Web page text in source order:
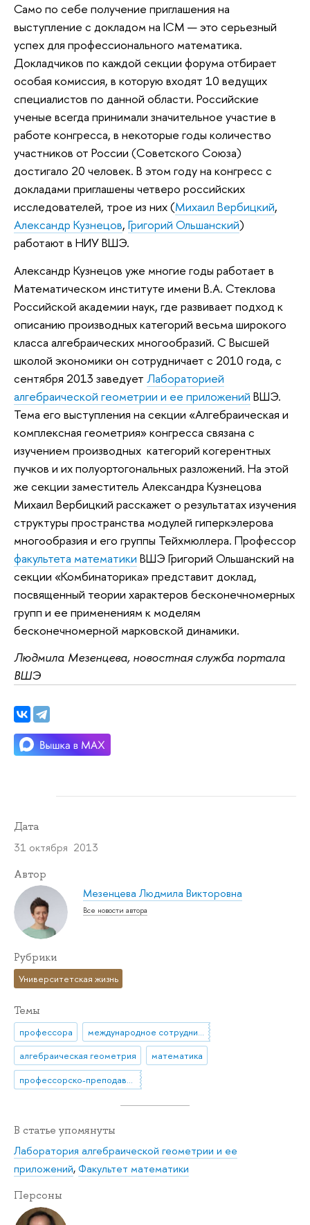
Само по себе получение приглашения на
выступление с докладом на ICM — это серьезный
успех для профессионального математика.
Докладчиков по каждой секции форума отбирает
особая комиссия, в которую входят 10 ведущих
специалистов по данной области. Российские
ученые всегда принимали значительное участие в
работе конгресса, в некоторые годы количество
участников от России (Советского Союза)
достигало 20 человек. В этом году на конгресс с
докладами приглашены четверо российских
исследователей, трое из них (Михаил Вербицкий,
Александр Кузнецов, Григорий Ольшанский)
работают в НИУ ВШЭ.
Александр Кузнецов уже многие годы работает в
Математическом институте имени В.А. Стеклова
Российской академии наук, где развивает подход к
описанию производных категорий весьма широкого
класса алгебраических многообразий. С Высшей
школой экономики он сотрудничает с 2010 года, с
сентября 2013 заведует Лабораторией
алгебраической геометрии и ее приложений ВШЭ.
Тема его выступления на секции «Алгебраическая и
комплексная геометрия» конгресса связана с
изучением производных категорий когерентных
пучков и их полуортогональных разложений. На этой
же секции заместитель Александра Кузнецова
Михаил Вербицкий расскажет о результатах изучения
структуры пространства модулей гиперкэлерова
многообразия и его группы Тейхмюллера. Профессор
факультета математики ВШЭ Григорий Ольшанский на
секции «Комбинаторика» представит доклад,
посвященный теории характеров бесконечномерных
групп и ее применениям к моделям
бесконечномерной марковской динамики.
Людмила Мезенцева, новостная служба портала
ВШЭ
Дата
31 октября 2013
Автор
Мезенцева Людмила Викторовна
Все новости автора
Рубрики
Университетская жизнь
Темы
профессора
международное сотрудничество
алгебраическая геометрия
математика
профессорско-преподавательский состав
В статье упомянуты
Лаборатория алгебраической геометрии и ее
приложений,Факультет математики
Персоны